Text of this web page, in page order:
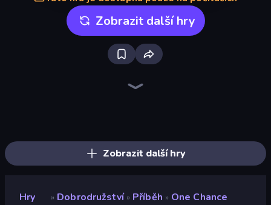
Zobrazit další hry
Zobrazit další hry
Hry » Dobrodružství » Příběh » One Chance